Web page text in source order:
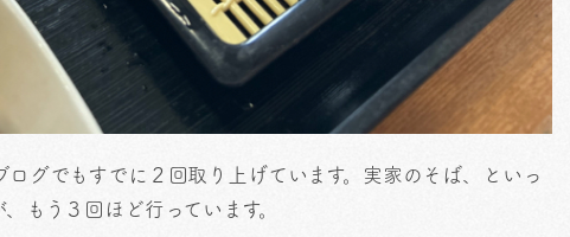
グでもすでに２回取り上げています。実家のそば、といっ
もう３回ほど行っています。